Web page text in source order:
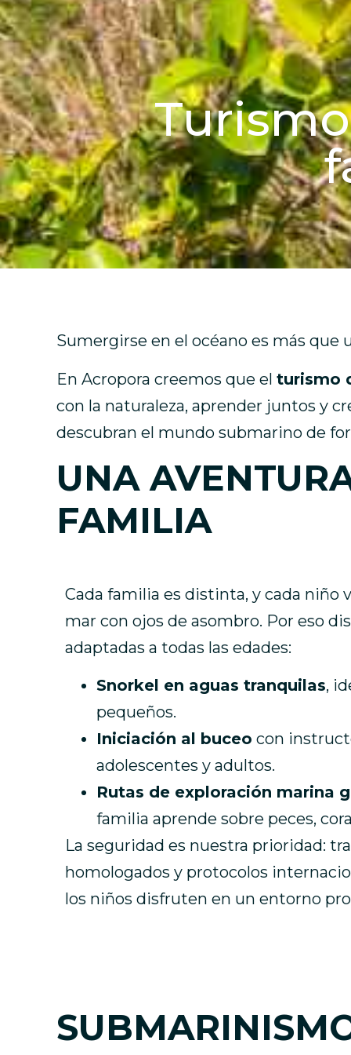
Sumergirse en el océano es más que
En Acropora creemos que el turismo
con la naturaleza, aprender juntos y
descubran el mundo submarino de
UNA
FAMILIA
Cada familia es distinta, y cada niño
mar con ojos de asombro. Por eso
adaptadas a todas las edades:
Snorkel en aguas tranquilas,
pequeños.
Iniciación al buceo con
adolescentes y adultos.
Rutas de exploración marina
familia aprende sobre peces,
La seguridad es nuestra prioridad:
homologados y protocolos
los niños disfruten en un entorno